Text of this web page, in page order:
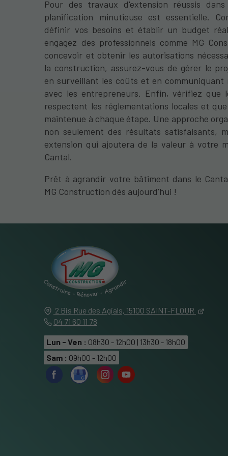
Pour des travaux d'extension réussis
planification minutieuse est essentielle.
définir vos besoins et établir un budget
engagez des professionnels comme MG
concevoir et obtenir les autorisations
la construction, assurez-vous de gérer le
en surveillant les coûts et en communiquant
avec les entrepreneurs. Enfin, vérifiez que
respectent les réglementations locales et
maintenue à chaque étape. Une approche
non seulement des résultats satisfaisants,
extension qui ajoutera de la valeur à votre
Cantal.
Prêt à agrandir votre bâtiment dans le
MG Construction dès aujourd'hui !
2 Bis Rue des Agials, 15100 SAINT-FLOUR
04 71 60 11 78
Lun - Ven : 08h30 - 12h00 | 13h30 - 18h00
Sam : 09h00 - 12h00